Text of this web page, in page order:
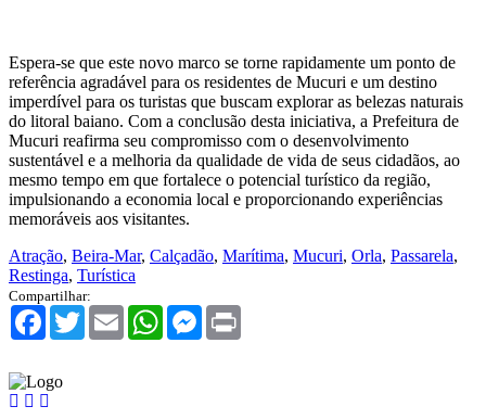
Espera-se que este novo marco se torne rapidamente um ponto de
referência agradável para os residentes de Mucuri e um destino
imperdível para os turistas que buscam explorar as belezas naturais
do litoral baiano. Com a conclusão desta iniciativa, a Prefeitura de
Mucuri reafirma seu compromisso com o desenvolvimento
sustentável e a melhoria da qualidade de vida de seus cidadãos, ao
mesmo tempo em que fortalece o potencial turístico da região,
impulsionando a economia local e proporcionando experiências
memoráveis aos visitantes.
Atração, Beira-Mar, Calçadão, Marítima, Mucuri, Orla, Passarela,
Restinga, Turística
Compartilhar:
Facebook
TwitterEmail WhatsAppMessenger